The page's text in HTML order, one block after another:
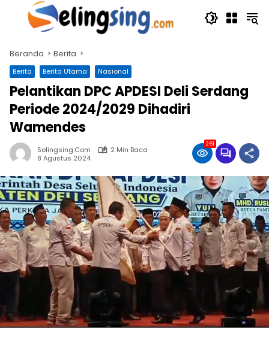
Langsung
Beranda Berita
Berita Berita Utama Nasional
Pelantikan DPC APDESI Deli Serdang
Periode 2024/2029 Dihadiri
Wamendes
Selingsing.com
2 Min Baca
8 Agustus 2024
261